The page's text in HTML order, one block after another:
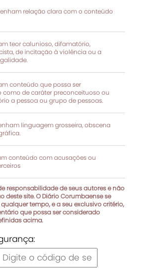
relação clara com o conteúdo
teor calunioso, difamatório,
de incitação à violência ou a
conteúdo que possa ser
como de caráter preconceituoso ou
a pessoa ou grupo de pessoas.
linguagem grosseira, obscena
conteúdo com acusações ou
responsabilidade de seus autores e não
deste site. O Diário Corumbaense se
tempo, e a seu exclusivo critério,
que possa ser considerado
acima.